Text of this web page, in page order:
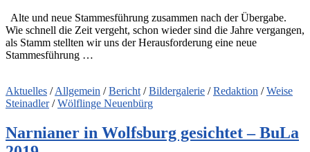
Alte und neue Stammesführung zusammen nach der Übergabe.
Wie schnell die Zeit vergeht, schon wieder sind die Jahre vergangen,
als Stamm stellten wir uns der Herausforderung eine neue
Stammesführung …
Aktuelles /Allgemein /Bericht /Bildergalerie /Redaktion /Weise
Steinadler/Wölflinge Neuenbürg
Narnianer in Wolfsburg gesichtet – BuLa